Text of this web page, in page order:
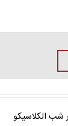
شب الکلاسیکو